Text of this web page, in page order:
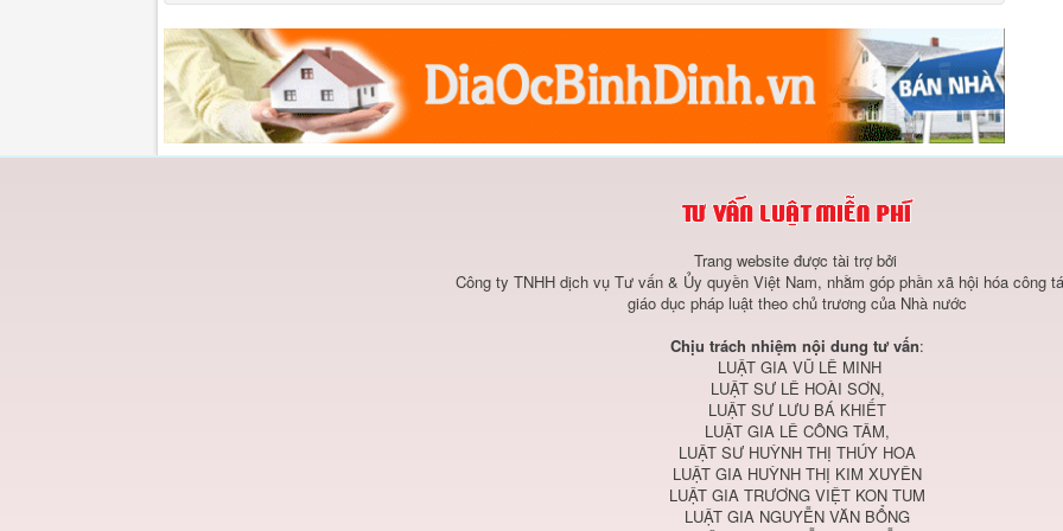
Trang website được tài trợ bởi
Công ty TNHH dịch vụ Tư vấn & Ủy quyền Việt Nam, nhằm góp phần xã hội hóa công
giáo dục pháp luật theo chủ trương của Nhà nước
Chịu trách nhiệm nội dung tư vấn:
LUẬT GIA VŨ LÊ MINH
LUẬT SƯ LÊ HOÀI SƠN,
LUẬT SƯ LƯU BÁ KHIẾT
LUẬT GIA LÊ CÔNG TÂM,
LUẬT SƯ HUỲNH THỊ THÚY HOA
LUẬT GIA HUỲNH THỊ KIM XUYÊN
LUẬT GIA TRƯƠNG VIỆT KON TUM
LUẬT GIA NGUYỄN VĂN BỔNG